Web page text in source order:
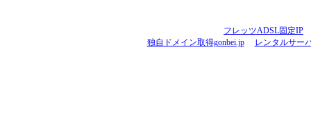
フレッツADSL固定IP
独自ドメイン取得gonbei.jp
レンタルサー